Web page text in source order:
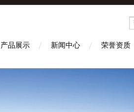
产品展示 新闻中心 荣誉资质